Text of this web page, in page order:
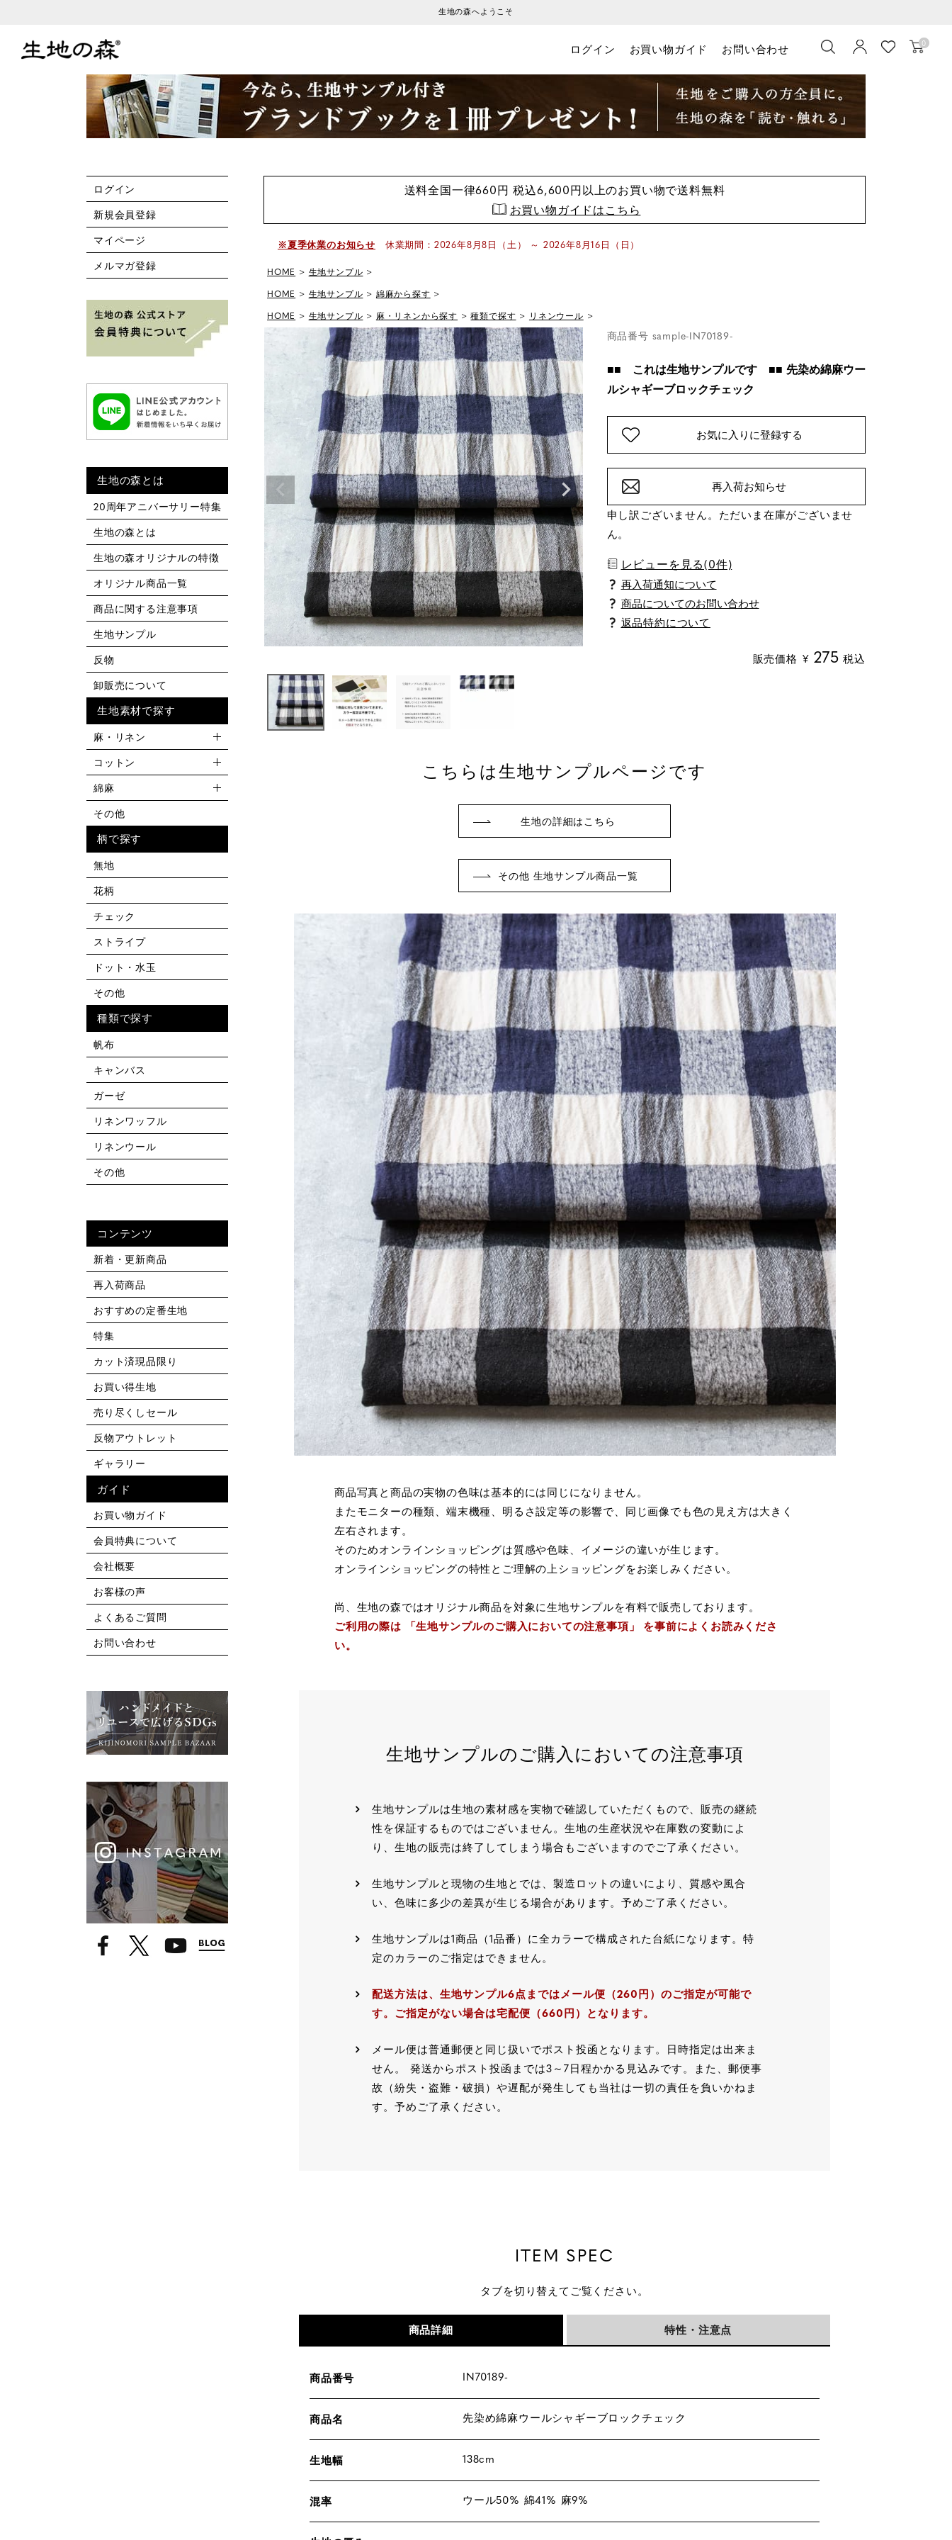
生地の森へようこそ
ログイン お買い物ガイド お問い合わせ 0
送料全国一律660円 税込6,600円以上のお買い物で送料無料
お買い物ガイドはこちら
※夏季休業のお知らせ 休業期間：2026年8月8日（土） ～ 2026年8月16日（日）
HOME
生地サンプル
HOME
生地サンプル
綿麻から探す
HOME
生地サンプル 麻・リネンから探す 種類で探す リネンウール
商品番号 sample-IN70189-
■■ これは生地サンプルです ■■ 先染め綿麻ウー
ルシャギーブロックチェック
お気に入りに登録する
再入荷お知らせ
申し訳ございません。ただいま在庫がございませ
ん。
レビューを見る(0件)
商品についてのお問い合わせ
返品特約について
販売価格 ¥ 275 税込
こちらは生地サンプルページです
生地の詳細はこちら
その他 生地サンプル商品一覧
商品写真と商品の実物の色味は基本的には同じになりません。
またモニターの種類、端末機種、明るさ設定等の影響で、同じ画像でも色の見え方は大きく
左右されます。
そのためオンラインショッピングは質感や色味、イメージの違いが生じます。
オンラインショッピングの特性とご理解の上ショッピングをお楽しみください。
尚、生地の森ではオリジナル商品を対象に生地サンプルを有料で販売しております。
ご利用の際は 「生地サンプルのご購入においての注意事項」 を事前によくお読みくださ
い。
生地サンプルのご購入においての注意事項
生地サンプルは生地の素材感を実物で確認していただくもので、販売の継続
性を保証するものではございません。生地の生産状況や在庫数の変動によ
り、生地の販売は終了してしまう場合もございますのでご了承ください。
生地サンプルと現物の生地とでは、製造ロットの違いにより、質感や風合
い、色味に多少の差異が生じる場合があります。予めご了承ください。
生地サンプルは1商品（1品番）に全カラーで構成された台紙になります。特
定のカラーのご指定はできません。
配送方法は、生地サンプル6点まではメール便（260円）のご指定が可能で
す。ご指定がない場合は宅配便（660円）となります。
メール便は普通郵便と同じ扱いでポスト投函となります。日時指定は出来ま
せん。 発送からポスト投函までは3～7日程かかる見込みです。また、郵便事
故（紛失・盗難・破損）や遅配が発生しても当社は一切の責任を負いかねま
す。予めご了承ください。
ITEM SPEC
タブを切り替えてご覧ください。
商品詳細
商品番号 IN70189-
商品名 先染め綿麻ウールシャギーブロックチェック
生地幅 138cm
混率 ウール50% 綿41% 麻9%
特性・注意点
ログイン
新規会員登録
マイページ
メルマガ登録
生地の森とは
20周年アニバーサリー特集
生地の森とは
生地の森オリジナルの特徴
オリジナル商品一覧
商品に関する注意事項
生地サンプル
反物
卸販売について
生地素材で探す
麻・リネン
コットン
綿麻
その他
柄で探す
無地
花柄
チェック
ストライプ
ドット・水玉
その他
種類で探す
帆布
キャンバス
ガーゼ
リネンワッフル
リネンウール
その他
コンテンツ
新着・更新商品
再入荷商品
おすすめの定番生地
特集
カット済現品限り
お買い得生地
売り尽くしセール
反物アウトレット
ギャラリー
ガイド
お買い物ガイド
会員特典について
会社概要
お客様の声
よくあるご質問
お問い合わせ